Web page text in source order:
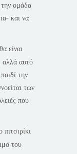
ομάδα
και να
είναι
αλλά αυτό
την
των
που
του